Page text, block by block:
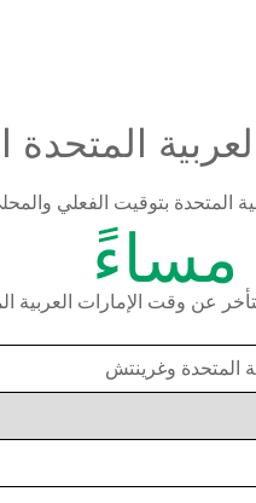
المتحدة
المتحدة بتوقيت الفعلي
عن وقت الإمارات العربية المتحدة
المتحدة وغرينتش